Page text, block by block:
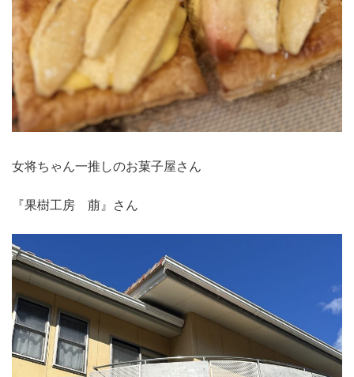
女将ちゃん一推しのお菓子屋さん
『果樹工房 萠』さん